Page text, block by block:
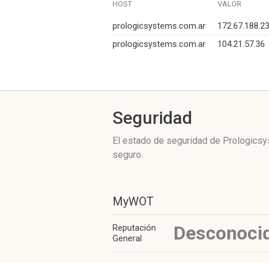
HOST VALOR
prologicsystems.com.ar
prologicsystems.com.ar
104.21.57.36
Seguridad
El estado de seguridad de
seguro.
MyWOT
Reputación
General